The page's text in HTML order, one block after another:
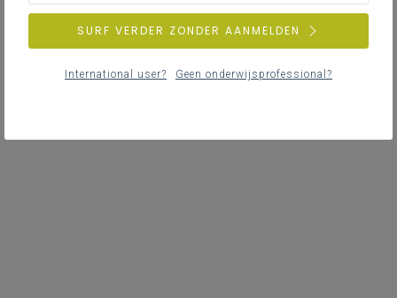
SURF VERDER ZONDER AANMELDEN
International user? Geen onderwijsprofessional?